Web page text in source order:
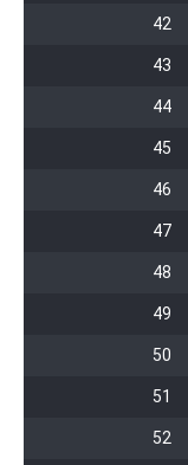
42
43
44
45
46
47
48
49
50
51
52